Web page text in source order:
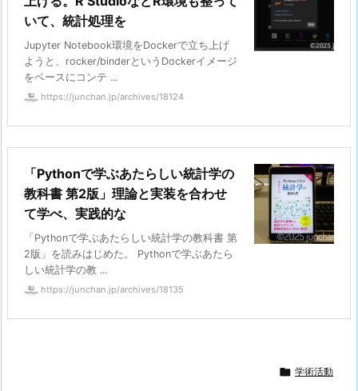
いて、統計処理を
Jupyter Notebook環境をDockerで立ち上げ
ようと、rocker/binderというDockerイメージ
をベースにコンテ ...
https://junchan.jp/archives/18124
「Pythonで学ぶあたらしい統計学の
教科書 第2版」理論と実装を合わせ
て学べ、実践的な
「Pythonで学ぶあたらしい統計学の教科書 第
2版」を読みはじめた。 Pythonで学ぶあたら
しい統計学の教 ...
https://junchan.jp/archives/18135
 学術活動